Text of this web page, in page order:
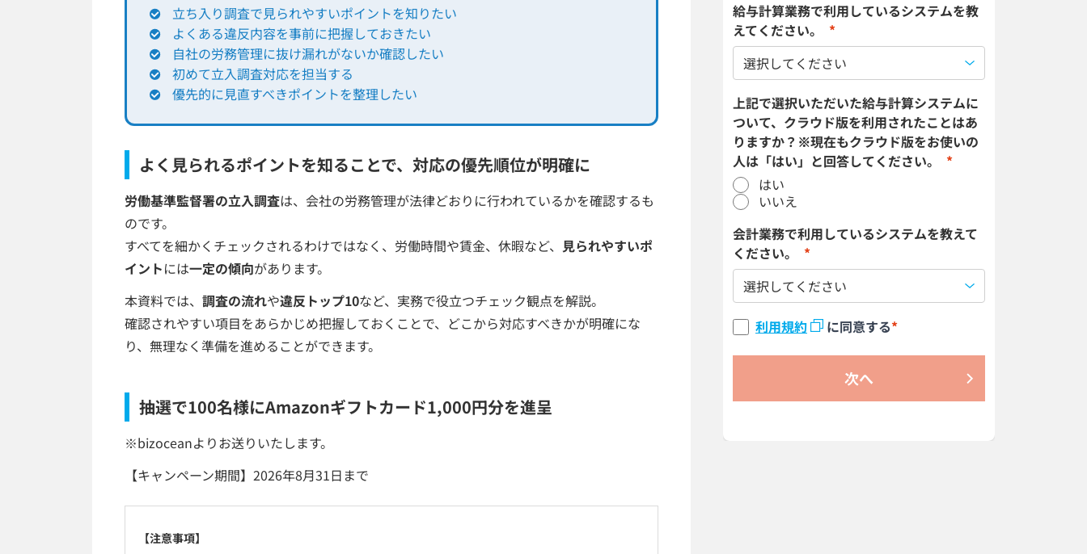
立ち入り調査で見られやすいポイントを知りたい
よくある違反内容を事前に把握しておきたい
自社の労務管理に抜け漏れがないか確認したい
初めて立入調査対応を担当する
優先的に見直すべきポイントを整理したい
よく見られるポイントを知ることで、対応の優先順位が明確に
労働基準監督署の立入調査は、会社の労務管理が法律どおりに行われているかを確認するも
のです。
すべてを細かくチェックされるわけではなく、労働時間や賃金、休暇など、 見られやすいポ
イントには一定の傾向があります。
本資料では、 調査の流れや違反トップ10など、実務で役立つチェック観点を解説。
確認されやすい項目をあらかじめ把握しておくことで、どこから対応すべきかが明確にな
り、無理なく準備を進めることができます。
抽選で100名様にAmazonギフトカード1,000円分を進呈
※bizoceanよりお送りいたします。
【キャンペーン期間】2026年8月31日まで
【注意事項】
給与計算業務で利用しているシステムを教
えてください。
*
上記で選択いただいた給与計算システムに
ついて、クラウド版を利用されたことはあ
りますか？※現在もクラウド版をお使いの
人は「はい」と回答してください。
*
はい
いいえ
会計業務で利用しているシステムを教えて
ください。
*
利用規約 に同意する*
次へ